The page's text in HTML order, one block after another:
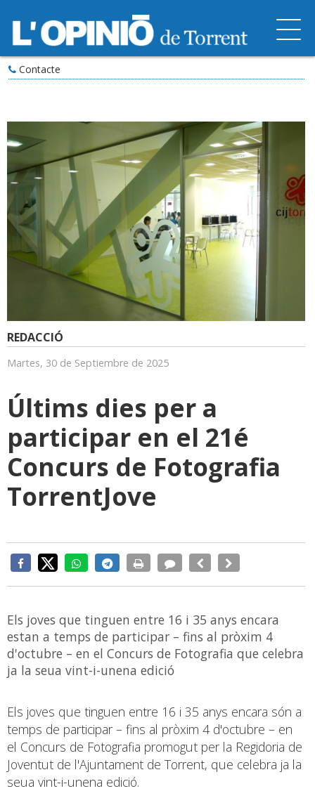
Contacte
REDACCIÓ
Martes, 30 de Septiembre de 2025
Últims dies per a
participar en el 21é
Concurs de Fotografia
TorrentJove
Els joves que tinguen entre 16 i 35 anys encara
estan a temps de participar – fins al pròxim 4
d'octubre – en el Concurs de Fotografia que celebra
ja la seua vint-i-unena edició
Els joves que tinguen entre 16 i 35 anys encara són a
temps de participar – fins al pròxim 4 d'octubre – en
el Concurs de Fotografia promogut per la Regidoria de
Joventut de l'Ajuntament de Torrent, que celebra ja la
seua vint-i-unena edició.